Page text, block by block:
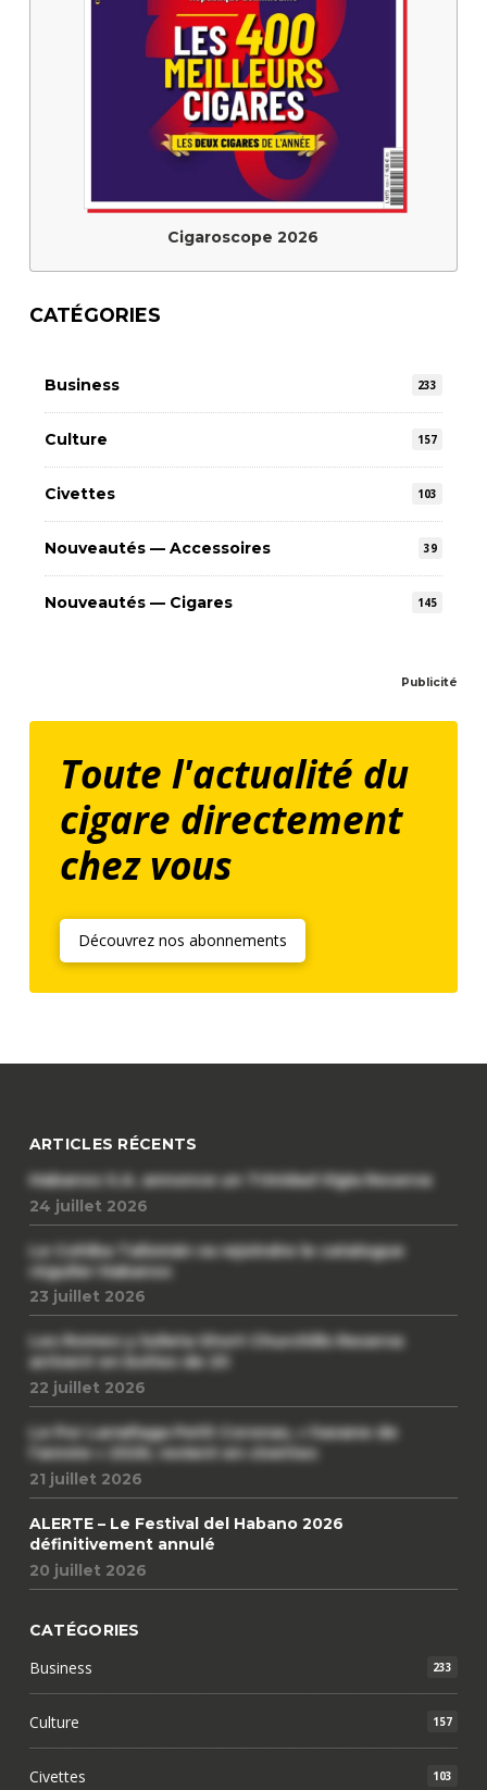
Cigaroscope 2026
CATÉGORIES
Business 233
Culture 157
Civettes 103
Nouveautés — Accessoires 39
Nouveautés — Cigares 145
Publicité
Toute l'actualité du
cigare directement
chez vous
Découvrez nos abonnements
ARTICLES RÉCENTS
Habanos S.A. annonce un Trinidad Vigia Reserva
24 juillet 2026
Le Cohiba Talismán va rejoindre le catalogue
régulier Habanos
23 juillet 2026
Les Romeo y Julieta Short Churchills Reserva
arrivent en boîtes de 20
22 juillet 2026
Le Por Larrañaga Petit Coronas, « havane de
l’année » 2026, revient en civettes
21 juillet 2026
ALERTE – Le Festival del Habano 2026
définitivement annulé
20 juillet 2026
CATÉGORIES
Business 233
Culture 157
Civettes 103